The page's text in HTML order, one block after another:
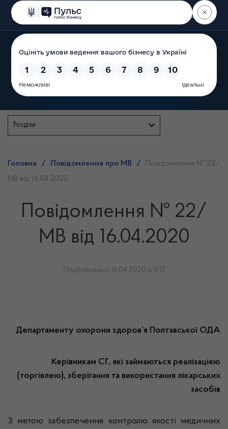
Пошук
Розділи
Головна / Повідомлення про МВ /
Повідомлення № 22/
МВ від 16.04.2020
Повідомлення № 22/
МВ від 16.04.2020
Опубліковано 16.04.2020 о 11:13
Департаменту охорони здоров’я Полтавської ОДА
Керівникам СГ, які займаються реалізацією
(торгівлею), зберігання та використання лікарських
засобів
З метою забезпечення контролю якості медичних